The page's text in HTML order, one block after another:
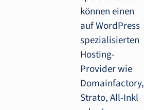
können einen
auf WordPress
spezialisierten
Hosting-
Provider wie
Domainfactory,
Strato, All-Inkl